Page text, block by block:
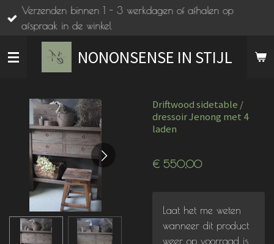
Ga
direct
de
hoofdinhoud
NONONSENSE IN STIJL
Verzenden binnen 1 - 3 werkdagen of afhalen op
afspraak in de winkel
Driftwood sidetable /
dressoir Jenong met 4
laden
€ 550,00
Laat het me weten
wanneer dit product
weer op voorraad is.